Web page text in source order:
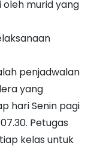
oleh murid yang
penjadwalan
yang
hari Senin pagi
Petugas
kelas untuk